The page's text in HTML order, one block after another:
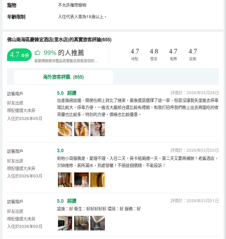
寵物 不允許攜帶寵物
年齡限制 入住代表人需為18歲以上。
佛山南海區慶鋒宜酒店(里水店)的真實旅客評論(655)
4.7 /5分 99% 的人推薦
易遊網旅遊評鑑由真實飯店旅客提供的評鑑。
4.7
地點
4.8
整潔
4.7
服務
4.7
設施
海外旅客評鑑 (655)
訪客用戶
好友出遊
標配優選大床房
入住於2026年05月
5.0 超讚
評價於：2026年05月28日
出差路過這邊，隨便在網上對比了幾家，最後還是選擇了這一家，但是沒讓我失望進去停車
場比較大，停車方便，一進去大廳前台還比較有禮貌，和我打招呼我們晚上出去周圍吃的夜
宵攤也比較多，特別的方便，價格也比較優惠。
訪客用戶
好友出遊
標配優選大床房
入住於2026年03月
3.0
評價於：2026年03月20日
前枱小哥服務差，愛理不理，入住二天，房卡祗開通一天，第二天又要再補辦！老舊酒店，
欠缺維修，廁所漏水，到處發黴！不過這個價錢，不能投訴！
訪客用戶
好友出遊
標配優選大床房
入住於2026年02月
5.0 超讚
評價於：2026年03月01日
設施：好 衞生：好好好好好 環境：好 服務：好